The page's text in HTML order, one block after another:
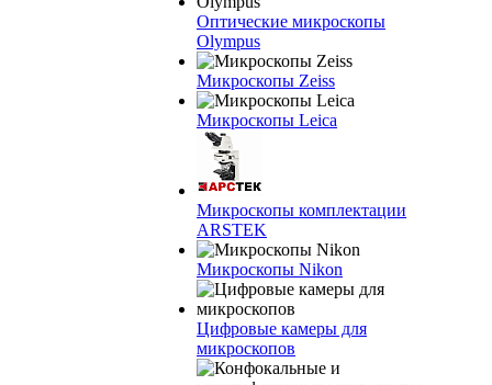
Оптические микроскопы
Olympus
Микроскопы Zeiss
Микроскопы Leica
Микроскопы комплектации
ARSTEK
Микроскопы Nikon
Цифровые камеры для
микроскопов